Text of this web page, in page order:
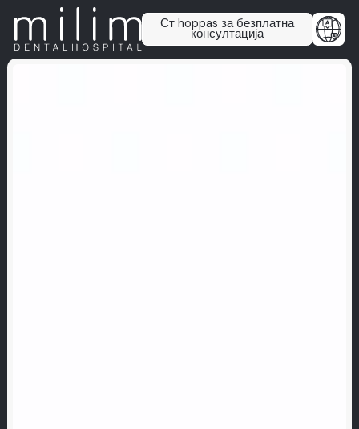
Ст hoppas за безплатна
консултација